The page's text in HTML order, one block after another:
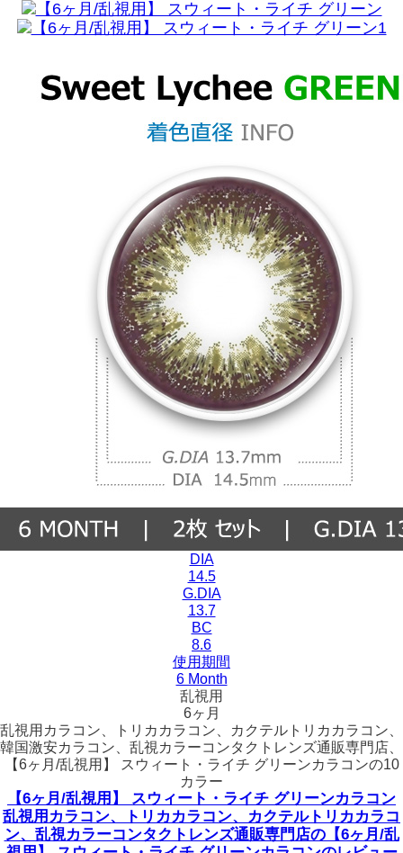
DIA
14.5
G.DIA
13.7
BC
8.6
使用期間
6 Month
乱視用
6ヶ月
乱視用カラコン、トリカカラコン、カクテルトリカカラコン、
韓国激安カラコン、乱視カラーコンタクトレンズ通販専門店、
【6ヶ月/乱視用】 スウィート・ライチ グリーンカラコンの10
カラー
【6ヶ月/乱視用】 スウィート・ライチ グリーンカラコン
乱視用カラコン、トリカカラコン、カクテルトリカカラコ
ン、乱視カラーコンタクトレンズ通販専門店の【6ヶ月/乱